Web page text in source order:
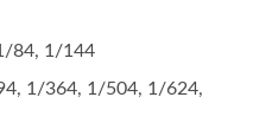
84, 1/144
1/364, 1/504, 1/624,